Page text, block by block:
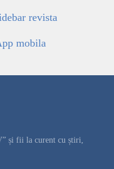
și fii la curent cu știri,